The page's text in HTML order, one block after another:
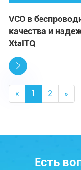
VCO в
качества и
XtalTQ

« 1 2 »
Есть